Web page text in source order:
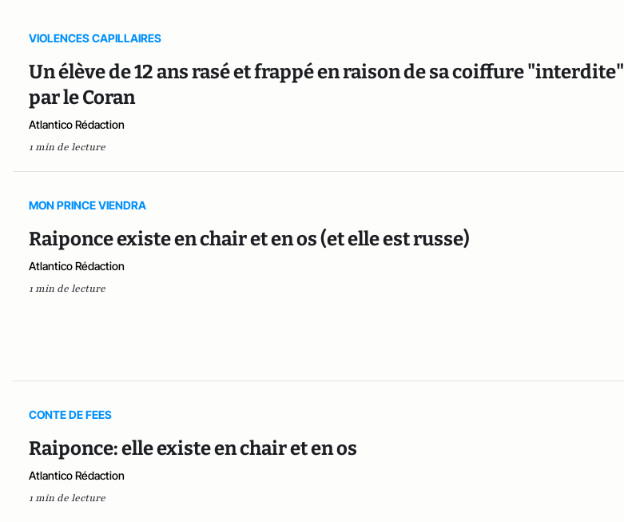
VIOLENCES CAPILLAIRES
Un élève de 12 ans rasé et frappé en raison de sa coiffure "interdite"
par le Coran
Atlantico Rédaction
1 min de lecture
MON PRINCE VIENDRA
Raiponce existe en chair et en os (et elle est russe)
Atlantico Rédaction
1 min de lecture
CONTE DE FEES
Raiponce: elle existe en chair et en os
Atlantico Rédaction
1 min de lecture